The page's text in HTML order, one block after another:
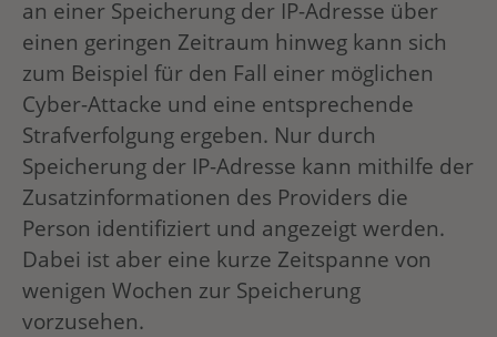
an einer Speicherung der IP-Adresse über
einen geringen Zeitraum hinweg kann sich
zum Beispiel für den Fall einer möglichen
Cyber-Attacke und eine entsprechende
Strafverfolgung ergeben. Nur durch
Speicherung der IP-Adresse kann mithilfe der
Zusatzinformationen des Providers die
Person identifiziert und angezeigt werden.
Dabei ist aber eine kurze Zeitspanne von
wenigen Wochen zur Speicherung
vorzusehen.